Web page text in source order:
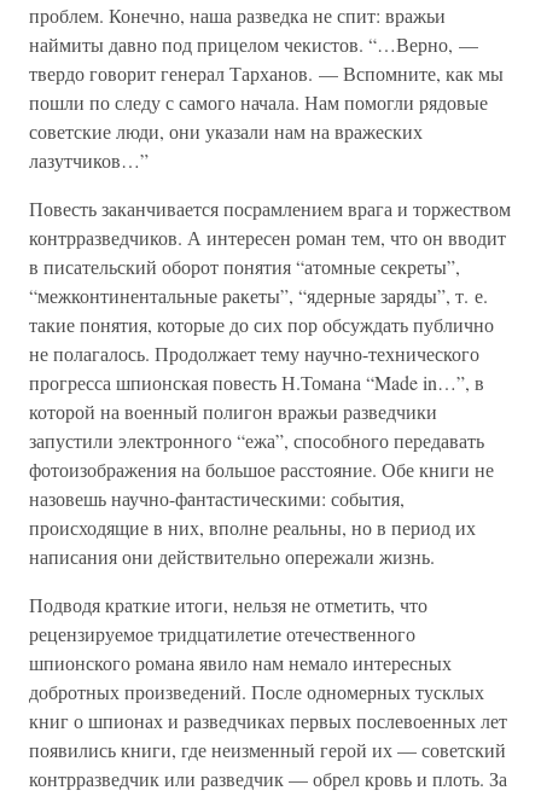
проблем. Конечно, наша разведка не спит: вражьи
наймиты давно под прицелом чекистов. “…Верно, —
твердо говорит генерал Тарханов. — Вспомните, как мы
пошли по следу с самого начала. Нам помогли рядовые
советские люди, они указали нам на вражеских
лазутчиков…”
Повесть заканчивается посрамлением врага и торжеством
контрразведчиков. А интересен роман тем, что он вводит
в писательский оборот понятия “атомные секреты”,
“межконтинентальные ракеты”, “ядерные заряды”, т. е.
такие понятия, которые до сих пор обсуждать публично
не полагалось. Продолжает тему научно-технического
прогресса шпионская повесть Н.Томана “Made in…”, в
которой на военный полигон вражьи разведчики
запустили электронного “ежа”, способного передавать
фотоизображения на большое расстояние. Обе книги не
назовешь научно-фантастическими: события,
происходящие в них, вполне реальны, но в период их
написания они действительно опережали жизнь.
Подводя краткие итоги, нельзя не отметить, что
рецензируемое тридцатилетие отечественного
шпионского романа явило нам немало интересных
добротных произведений. После одномерных тусклых
книг о шпионах и разведчиках первых послевоенных лет
появились книги, где неизменный герой их — советский
контрразведчик или разведчик — обрел кровь и плоть. За